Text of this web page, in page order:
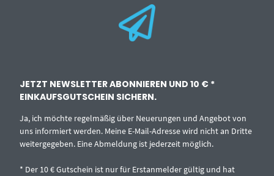
JETZT NEWSLETTER ABONNIEREN UND 10 € *
EINKAUFSGUTSCHEIN SICHERN.
Ja, ich möchte regelmäßig über Neuerungen und Angebot von
uns informiert werden. Meine E-Mail-Adresse wird nicht an Dritte
weitergegeben. Eine Abmeldung ist jederzeit möglich.
* Der 10 € Gutschein ist nur für Erstanmelder gültig und hat